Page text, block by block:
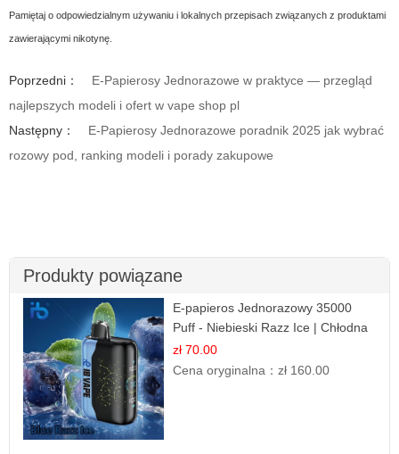
Pamiętaj o odpowiedzialnym używaniu i lokalnych przepisach związanych z produktami
zawierającymi nikotynę.
Poprzedni：
E-Papierosy Jednorazowe w praktyce — przegląd
najlepszych modeli i ofert w vape shop pl
Następny：
E-Papierosy Jednorazowe poradnik 2025 jak wybrać
rozowy pod, ranking modeli i porady zakupowe
Produkty powiązane
E-papieros Jednorazowy 35000
Puff - Niebieski Razz Ice | Chłodna
Malina
zł 70.00
Cena oryginalna：zł 160.00